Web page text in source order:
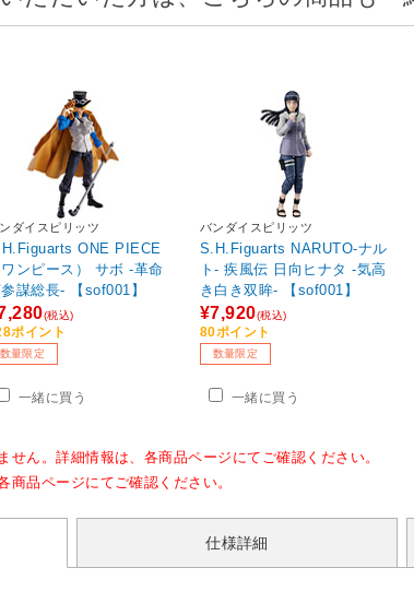
ダイスピリッツ
ONE PIECE
ワンピース） サボ ‐革命
謀総長- 【sof001】
(税込)
ポイント
数量限定
一緒に買う
バンダイスピリッツ
S.H.Figuarts NARUTO-ナル
ト- 疾風伝 日向ヒナタ -気高
き白き双眸- 【sof001】
¥7,920(税込)
80ポイント
数量限定
一緒に買う
ん。詳細情報は、各商品ページにてご確認ください。
品ページにてご確認ください。
仕様詳細